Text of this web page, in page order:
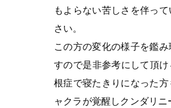
もよらない苦しさを伴っ
さい。
この方の変化の様子を鑑
すので是非参考にして頂
根症で寝たきりになった
ャクラが覚醒しクンダリ